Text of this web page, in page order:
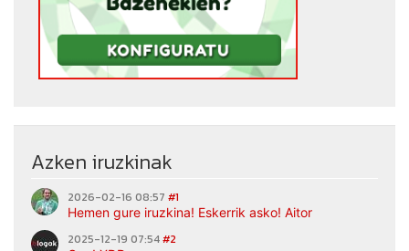
Azken iruzkinak
2026-02-16 08:57 #1
Hemen gure iruzkina! Eskerrik asko! Aitor
2025-12-19 07:54#2